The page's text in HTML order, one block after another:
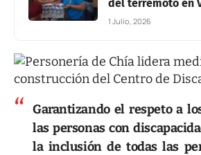
del terremoto en
1 Julio, 2026
Garantizando el respeto a
las personas con
la inclusión de todas las